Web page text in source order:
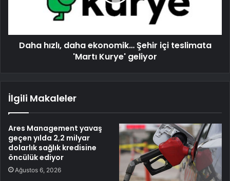
Daha hızlı, daha ekonomik… Şehir içi teslimata
'Martı Kurye' geliyor
İlgili Makaleler
Ares Management yavaş
geçen yılda 2,2 milyar
dolarlık sağlık kredisine
öncülük ediyor
Ağustos 6, 2026